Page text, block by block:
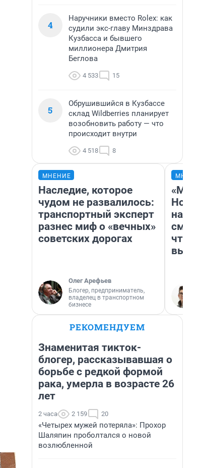
4
Наручники вместо Rolex: как
судили экс-главу Минздрава
Кузбасса и бывшего
миллионера Дмитрия
Беглова
4 533 15
5
Обрушившийся в Кузбассе
склад Wildberries планирует
возобновить работу — что
происходит внутри
4 518 8
МНЕНИЕ
Наследие, которое
чудом не развалилось:
транспортный эксперт
разнес миф о «вечных»
советских дорогах
Олег Арефьев
Блогер, предприниматель,
владелец в транспортном
бизнесе
«Мы
РЕКОМЕНДУЕМ
Знаменитая тикток-
блогер, рассказывавшая о
борьбе с редкой формой
рака, умерла в возрасте 26
лет
2 часа 2 159 20
«Четырех мужей потеряла»: Прохор
Шаляпин проболтался о новой
возлюбленной